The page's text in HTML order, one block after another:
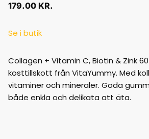
179.00 KR.
Se i butik
Collagen + Vitamin C, Biotin & Zink
kosttillskott från VitaYummy. Med
vitaminer och mineraler. Goda
både enkla och delikata att äta.